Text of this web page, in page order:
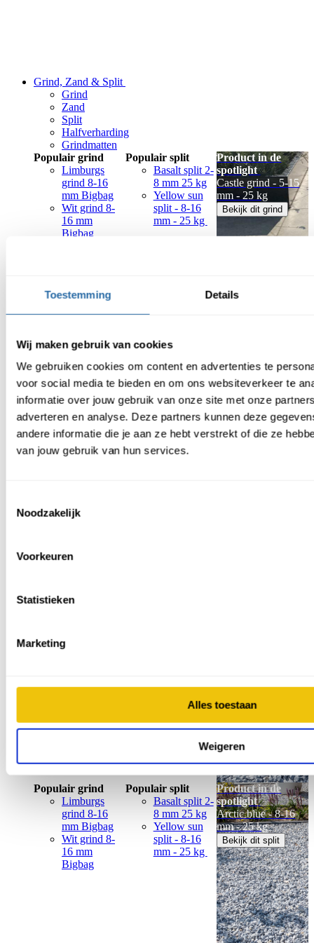
Toestemming Details
Wij maken gebruik van cookies
We gebruiken cookies om content en advertenties te
voor social media te bieden en om ons websiteverkeer te
informatie over jouw gebruik van onze site met onze
adverteren en analyse. Deze partners kunnen deze
andere informatie die je aan ze hebt verstrekt of die ze
van jouw gebruik van hun services.
Noodzakelijk
Voorkeuren
Statistieken
Marketing
Alles toestaan
Weigeren
Grind, Zand & Split
Grind
Zand
Split
Halfverharding
Grindmatten
Populair grind
Limburgs
grind 8-16
mm Bigbag
Wit grind 8-
16 mm
Bigbag
Populair split
Basalt split 2-
8 mm 25 kg
Yellow sun
split - 8-16
mm - 25 kg
Product in de
spotlight
Castle grind - 5-15
mm - 25 kg
Bekijk dit grind
Populair grind
Limburgs
grind 8-16
mm Bigbag
Wit grind 8-
16 mm
Bigbag
Populair split
Basalt split 2-
Yellow sun
split - 8-16
mm - 25 kg
Product in de
spotlight
mm - 25 kg
Bekijk dit split
grind 8-16
16 mm
Populair grind
Limburgs
grind 8-16
mm Bigbag
Wit grind 8-
16 mm
Bigbag
Populair split
Basalt split 2-
8 mm 25 kg
Yellow sun
split - 8-16
mm - 25 kg
Product in de
spotlight
Arctic blue - 8-16
mm - 25 kg
Bekijk dit split